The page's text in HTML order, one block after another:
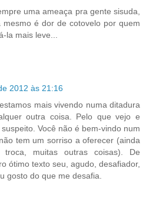
uma ameaça pra gente sisuda,
mesmo é dor de cotovelo por quem
la mais leve...
2012 às 21:16
mais vivendo numa ditadura
outra coisa. Pelo que vejo e
Você não é bem-vindo num
tem um sorriso a oferecer (ainda
muitas outras coisas). De
ótimo texto seu, agudo, desafiador,
gosto do que me desafia.